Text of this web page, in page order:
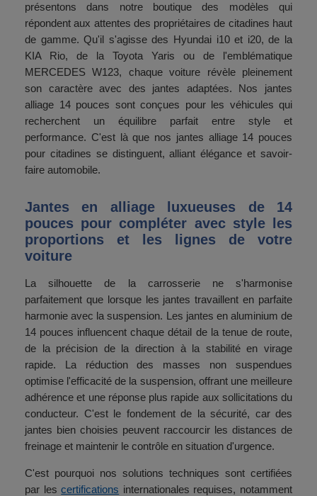
présentons dans notre boutique des modèles qui
répondent aux attentes des propriétaires de citadines haut
de gamme. Qu'il s'agisse des Hyundai i10 et i20, de la
KIA Rio, de la Toyota Yaris ou de l'emblématique
MERCEDES W123, chaque voiture révèle pleinement
son caractère avec des jantes adaptées. Nos jantes
alliage 14 pouces sont conçues pour les véhicules qui
recherchent un équilibre parfait entre style et
performance. C'est là que nos jantes alliage 14 pouces
pour citadines se distinguent, alliant élégance et savoir-
faire automobile.
Jantes en alliage luxueuses de 14
pouces pour compléter avec style les
proportions et les lignes de votre
voiture
La silhouette de la carrosserie ne s'harmonise
parfaitement que lorsque les jantes travaillent en parfaite
harmonie avec la suspension. Les jantes en aluminium de
14 pouces influencent chaque détail de la tenue de route,
de la précision de la direction à la stabilité en virage
rapide. La réduction des masses non suspendues
optimise l'efficacité de la suspension, offrant une meilleure
adhérence et une réponse plus rapide aux sollicitations du
conducteur. C'est le fondement de la sécurité, car des
jantes bien choisies peuvent raccourcir les distances de
freinage et maintenir le contrôle en situation d'urgence.
C'est pourquoi nos solutions techniques sont certifiées
par lescertifications internationales requises, notamment